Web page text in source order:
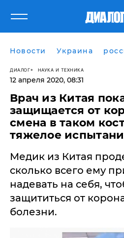
Новости Украина
ДИАЛОГ НАУКА И ТЕХНИКА
12 апреля 2020, 08:31
Врач из Китая
защищается от
смена в таком
тяжелое
Медик из Китая
сколько всего ему
надевать на себя,
защититься от
болезни.